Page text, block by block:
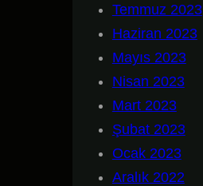
Temmuz 2023
Haziran 2023
Mayıs 2023
Nisan 2023
Mart 2023
Şubat 2023
Ocak 2023
Aralık 2022